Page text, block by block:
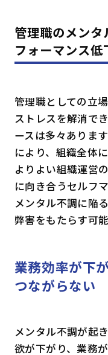
管理職のメン
フォーマンス低
管理職としての立
ストレスを解消で
ースは多々ありま
により、組織全体
よりよい組織運営
に向き合うセルフ
メンタル不調に陥
弊害をもたらす可
業務効率が下
つながらない
メンタル不調が起
欲が下がり、業務